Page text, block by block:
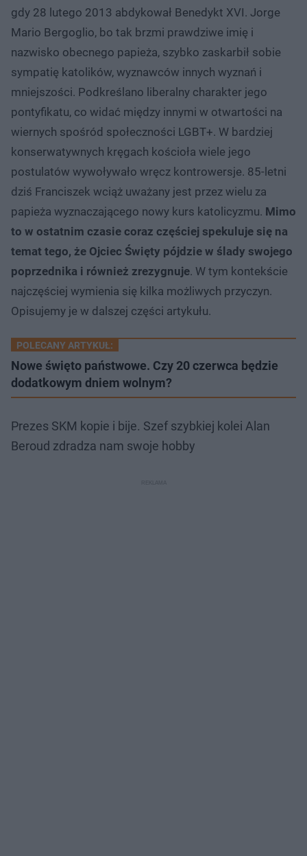
gdy 28 lutego 2013 abdykował Benedykt XVI. Jorge
Mario Bergoglio, bo tak brzmi prawdziwe imię i
nazwisko obecnego papieża, szybko zaskarbił sobie
sympatię katolików, wyznawców innych wyznań i
mniejszości. Podkreślano liberalny charakter jego
pontyfikatu, co widać między innymi w otwartości na
wiernych spośród społeczności LGBT+. W bardziej
konserwatywnych kręgach kościoła wiele jego
postulatów wywoływało wręcz kontrowersje. 85-letni
dziś Franciszek wciąż uważany jest przez wielu za
papieża wyznaczającego nowy kurs katolicyzmu. Mimo
to w ostatnim czasie coraz częściej spekuluje się na
temat tego, że Ojciec Święty pójdzie w ślady swojego
poprzednika i również zrezygnuje. W tym kontekście
najczęściej wymienia się kilka możliwych przyczyn.
Opisujemy je w dalszej części artykułu.
POLECANY ARTYKUŁ:
Nowe święto państwowe. Czy 20 czerwca będzie
dodatkowym dniem wolnym?
Prezes SKM kopie i bije. Szef szybkiej kolei Alan
Beroud zdradza nam swoje hobby